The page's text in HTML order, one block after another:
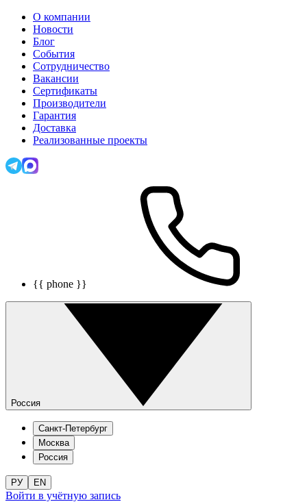
О компании
Новости
Блог
События
Сотрудничество
Вакансии
Сертификаты
Производители
Гарантия
Доставка
Реализованные проекты
{{ phone }}
Россия
Санкт-Петербург
Москва
Россия
РУ EN
Войти в учётную запись